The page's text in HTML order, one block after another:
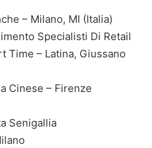
– Milano, MI (Italia)
Specialisti Di Retail
Time – Latina, Giussano
Cinese – Firenze
Senigallia